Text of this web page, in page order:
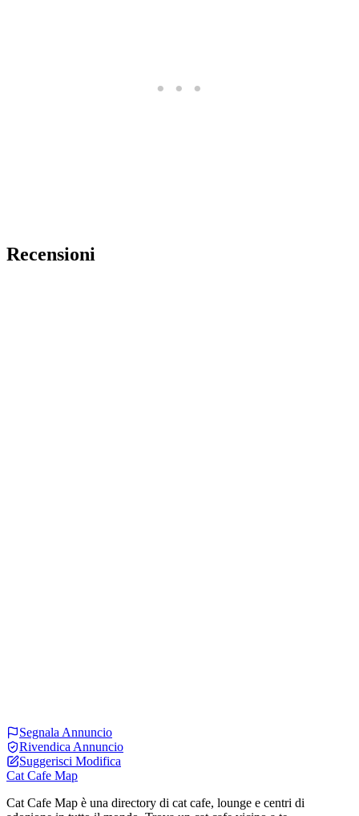
Recensioni
Segnala Annuncio
Rivendica Annuncio
Suggerisci Modifica
Cat Cafe Map
Cat Cafe Map è una directory di cat cafe, lounge e centri di